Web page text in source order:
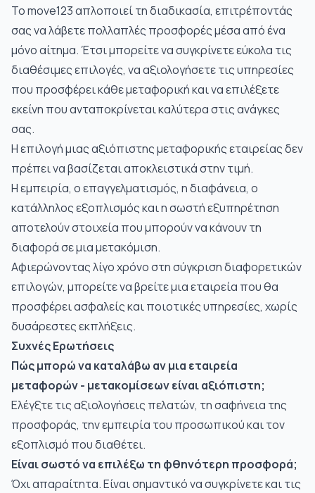
Τοmove123απλοποιεί τη διαδικασία, επιτρέποντάς
σας να λάβετε πολλαπλές προσφορές μέσα από ένα
μόνο αίτημα. Έτσι μπορείτε να συγκρίνετε εύκολα τις
διαθέσιμες επιλογές, να αξιολογήσετε τις υπηρεσίες
που προσφέρει κάθε μεταφορική και να επιλέξετε
εκείνη που ανταποκρίνεται καλύτερα στις ανάγκες
σας.
Η επιλογή μιας αξιόπιστης μεταφορικής εταιρείας δεν
πρέπει να βασίζεται αποκλειστικά στην τιμή.
Η εμπειρία, ο επαγγελματισμός, η διαφάνεια, ο
κατάλληλος εξοπλισμός και η σωστή εξυπηρέτηση
αποτελούν στοιχεία που μπορούν να κάνουν τη
διαφορά σε μια μετακόμιση.
Αφιερώνοντας λίγο χρόνο στη σύγκριση διαφορετικών
επιλογών, μπορείτε να βρείτε μια εταιρεία που θα
προσφέρει ασφαλείς και ποιοτικές υπηρεσίες, χωρίς
δυσάρεστες εκπλήξεις.
Συχνές Ερωτήσεις
Πώς μπορώ να καταλάβω αν μια εταιρεία
μεταφορών - μετακομίσεων είναι αξιόπιστη;
Ελέγξτε τις αξιολογήσεις πελατών, τη σαφήνεια της
προσφοράς, την εμπειρία του προσωπικού και τον
εξοπλισμό που διαθέτει.
Είναι σωστό να επιλέξω τη φθηνότερη προσφορά;
Όχι απαραίτητα. Είναι σημαντικό να συγκρίνετε και τις